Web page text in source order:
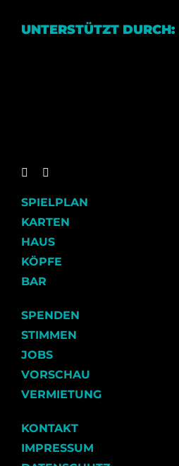
UNTERSTÜTZT DURCH:
SPIELPLAN
KARTEN
HAUS
KÖPFE
BAR
SPENDEN
STIMMEN
JOBS
VORSCHAU
VERMIETUNG
KONTAKT
IMPRESSUM